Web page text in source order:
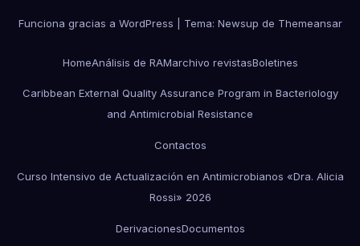
Funciona gracias a WordPress Tema: Newsup de Themeansar
HomeAnálisis de RAMarchivo revistasBoletines
Caribbean External Quality Assurance Program in Bacteriology
and Antimicrobial Resistance
Contactos
Curso Intensivo de Actualización en Antimicrobianos «Dra. Alicia
Rossi» 2026
DerivacionesDocumentos